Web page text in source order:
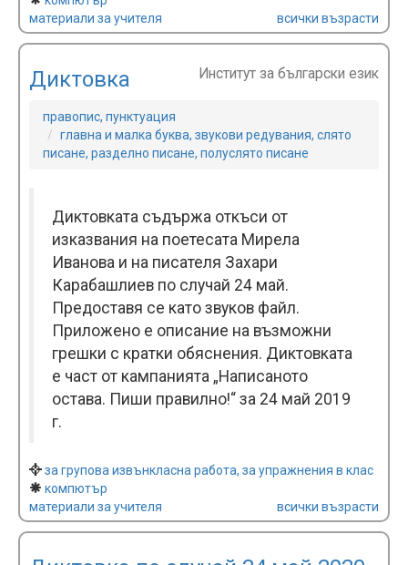
материали за учителя
всички възрасти
Диктовка Институт за български език
правопис, пунктуация
главна и малка буква, звукови редувания, слято
писане, разделно писане, полуслято писане
Диктовката съдържа откъси от
изказвания на поетесата Мирела
Иванова и на писателя Захари
Карабашлиев по случай 24 май.
Предоставя се като звуков файл.
Приложено е описание на възможни
грешки с кратки обяснения. Диктовката
е част от кампанията „Написаното
остава. Пиши правилно!“ за 24 май 2019
г.
за групова извънкласна работа, за упражнения в клас
компютър
материали за учителя
всички възрасти